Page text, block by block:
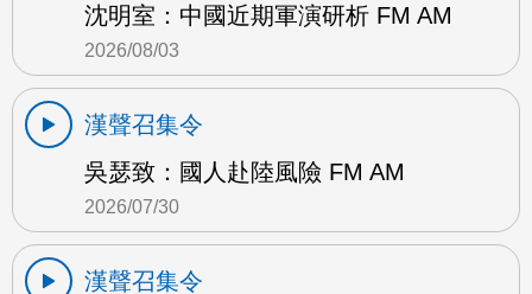
沈明室：中國近期軍演研析 FM AM
2026/08/03
漢聲召集令
吳瑟致：國人赴陸風險 FM AM
2026/07/30
漢聲召集令